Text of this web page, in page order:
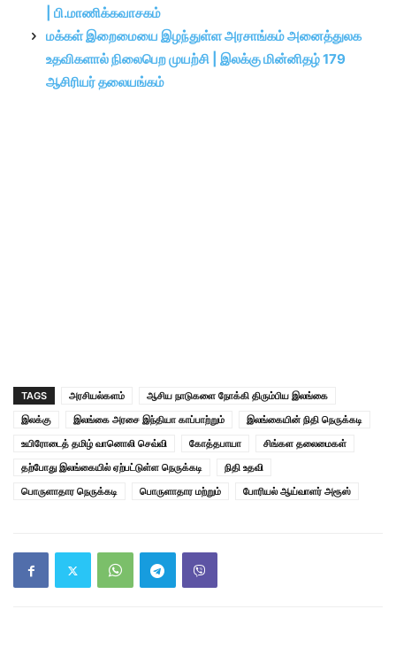
| பி.மாணிக்கவாசகம்
மக்கள் இறைமையை இழந்துள்ள அரசாங்கம் அனைத்துலக
உதவிகளால் நிலைபெற முயற்சி | இலக்கு மின்னிதழ் 179
ஆசிரியர் தலையங்கம்
TAGS அரசியல்களம்
ஆசிய நாடுகளை நோக்கி திரும்பிய இலங்கை
இலக்கு
இலங்கை அரசை இந்தியா காப்பாற்றும்
இலங்கையின் நிதி நெருக்கடி
உயிரோடைத் தமிழ் வானொலி செவ்வி
கோத்தபாயா
சிங்கள தலைமைகள்
தற்போது இலங்கையில் ஏற்பட்டுள்ள நெருக்கடி
நிதி உதவி
பொருளாதார நெருக்கடி
பொருளாதார மற்றும் போரியல் ஆய்வாளர் அரூஸ்